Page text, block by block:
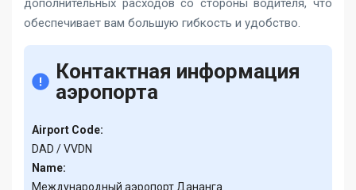
дополнительных расходов со стороны водителя, что
обеспечивает вам большую гибкость и удобство.
Контактная информация
аэропорта
Airport Code:
DAD / VVDN
Name:
Международный аэропорт Дананга